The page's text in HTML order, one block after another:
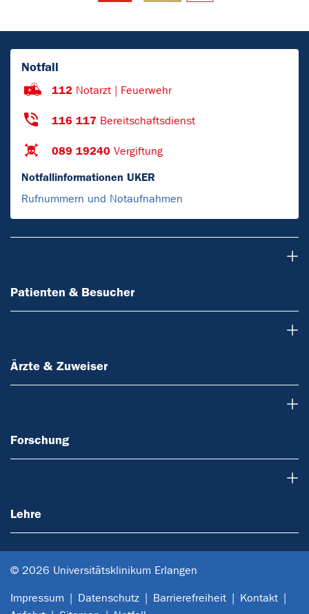
Notfall
112 Notarzt | Feuerwehr
116 117 Bereitschaftsdienst
089 19240 Vergiftung
Notfallinformationen UKER
Rufnummern und Notaufnahmen
Patienten & Besucher
Ärzte & Zuweiser
Forschung
Lehre
© 2026 Universitätsklinikum Erlangen
Impressum Datenschutz Barrierefreiheit
Kontakt